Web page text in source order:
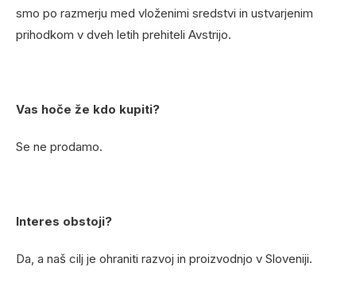
smo po razmerju med vloženimi sredstvi in ustvarjenim
prihodkom v dveh letih prehiteli Avstrijo.
Vas hoče že kdo kupiti?
Se ne prodamo.
Interes obstoji?
Da, a naš cilj je ohraniti razvoj in proizvodnjo v Sloveniji.